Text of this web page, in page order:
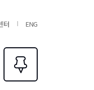
터 ENG
즐겨찾기0